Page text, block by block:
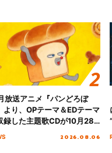
放送アニメ『パンどろぼ
より、OPテーマ＆EDテーマ
録した主題歌CDが10月28
2026.08.06